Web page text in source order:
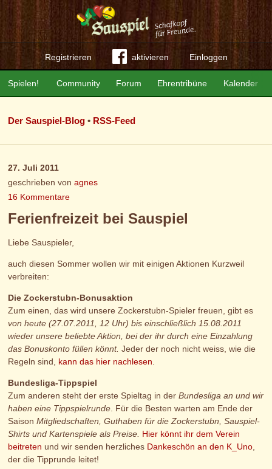
Registrieren aktivieren Einloggen
Community Forum Ehrentribüne Kalender
Spielen!
Der Sauspiel-Blog • RSS-Feed
27. Juli 2011
geschrieben vonagnes
16 Kommentare
Ferienfreizeit bei Sauspiel
Liebe Sauspieler,
auch diesen Sommer wollen wir mit einigen Aktionen Kurzweil
verbreiten:
Die Zockerstubn-Bonusaktion
Zum einen, das wird unsere Zockerstubn-Spieler freuen, gibt es
von heute (27.07.2011, 12 Uhr) bis einschließlich 15.08.2011
wieder unsere beliebte Aktion, bei der ihr durch eine Einzahlung
das Bonuskonto füllen könnt. Jeder der noch nicht weiss, wie die
Regeln sind, kann das hier nachlesen
Bundesliga-Tippspiel
Zum anderen steht der erste Spieltag in derBundesliga an und wir
haben eine Tippspielrunde . Für die Besten warten am Ende der
SaisonMitgliedschaften, Guthaben für die Zockerstubn, Sauspiel-
Shirts und Kartenspiele als Preise. Hier könnt ihr dem Verein
beitreten und wir senden herzliches Dankeschön an den K_Uno
der die Tipprunde leitet!